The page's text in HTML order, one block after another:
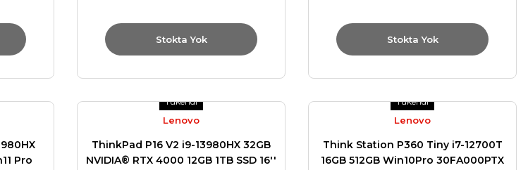
Stokta Yok Stokta Yok
Pro
Tükendi
Lenovo
ThinkPad P16 V2 i9-13980HX 32GB
NVIDIA® RTX 4000 12GB 1TB SSD 16''
Tükendi
Lenovo
Think Station P360 Tiny i7-12700T
16GB 512GB Win10Pro 30FA000PTX